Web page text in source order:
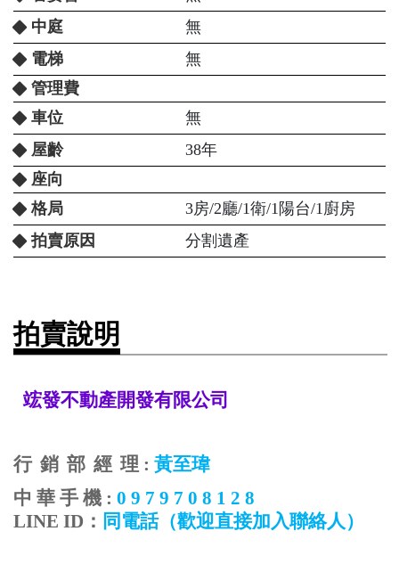
中庭
無
電梯
無
管理費
車位
無
屋齡
38年
座向
格局
3房/2廳/1衛/1陽台/1廚房
拍賣原因
分割遺產
拍賣說明
竤發不動產開發有限公司
行 銷 部 經 理 : 黃至瑋
中 華 手 機 : 0 9 7 9 7 0 8 1 2 8
LINE ID ： 同電話（歡迎直接加入聯絡人）